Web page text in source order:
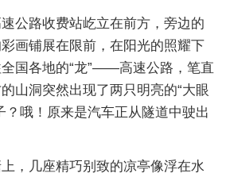
公路收费站屹立在前方，旁边的
画铺展在限前，在阳光的照耀下
国各地的“龙”——高速公路，笔直
山洞突然出现了两只明亮的“大眼
？哦！原来是汽车正从隧道中驶出
，几座精巧别致的凉亭像浮在水